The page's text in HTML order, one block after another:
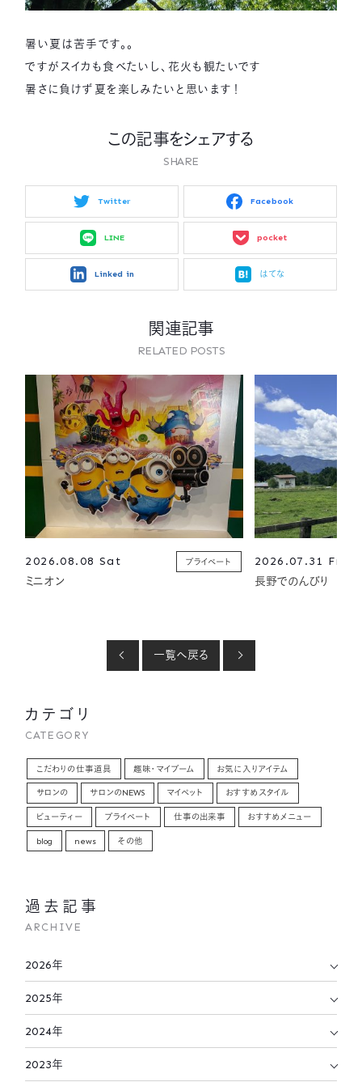
暑い夏は苦手です。。
ですがスイカも食べたいし、花火も観たいです
暑さに負けず夏を楽しみたいと思います！
この記事をシェアする
SHARE
Twitter Facebook
LINE pocket
Linked in はてな
関連記事
RELATED POSTS
2026.08.08 Sat プライベート
ミニオン
2026.07.31 Fri
長野でのんびり
一覧へ戻る
カテゴリ
CATEGORY
こだわりの仕事道具 趣味・マイブーム お気に入りアイテム
サロンの サロンのNEWS マイペット おすすめスタイル
ビューティー プライベート 仕事の出来事 おすすめメニュー
blog news その他
過去記事
ARCHIVE
2026年
2025年
2024年
2023年